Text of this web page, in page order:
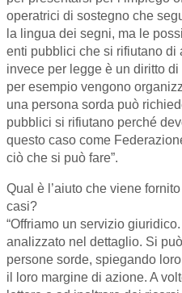
operatrici di sostegno che
la lingua dei segni, ma le
enti pubblici che si rifiutano di
invece per legge è un diritto
per esempio vengono
una persona sorda può
pubblici si rifiutano perché
questo caso come
ciò che si può fare”.
Qual è l’aiuto che viene
casi?
“Offriamo un servizio
analizzato nel dettaglio. Si
persone sorde, spiegando
il loro margine di azione. A